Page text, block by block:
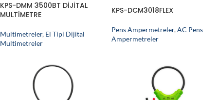
KPS-DMM 3500BT DİJİTAL
MULTİMETRE
Multimetreler, El Tipi Dijital
Multimetreler
KPS-DCM3018FLEX
Pens Ampermetreler,AC Pens
Ampermetreler